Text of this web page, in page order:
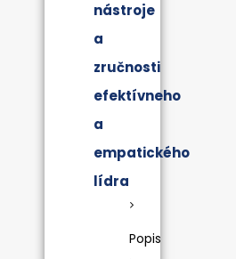
nástroje
a
zručnosti
efektívneho
a
empatického
lídra
Popis